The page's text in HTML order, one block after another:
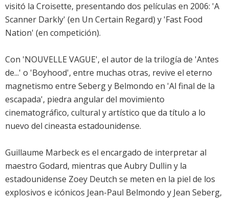
visitó la Croisette, presentando dos películas en 2006: 'A
Scanner Darkly' (en Un Certain Regard) y 'Fast Food
Nation' (en competición).
Con 'NOUVELLE VAGUE', el autor de la trilogía de 'Antes
de...' o 'Boyhood', entre muchas otras, revive el eterno
magnetismo entre Seberg y Belmondo en 'Al final de la
escapada', piedra angular del movimiento
cinematográfico, cultural y artístico que da título a lo
nuevo del cineasta estadounidense.
Guillaume Marbeck es el encargado de interpretar al
maestro Godard, mientras que Aubry Dullin y la
estadounidense Zoey Deutch se meten en la piel de los
explosivos e icónicos Jean-Paul Belmondo y Jean Seberg,